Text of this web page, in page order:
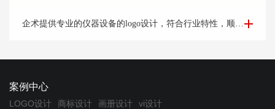
仪器logo设计-设备logo设计凯*科奇案例欣赏 企术提供专业的仪器设备的logo设计，符合行业特性，顺应时代发展，专业定制设计logo满意为止。
案例中心
LOGO设计 商标设计 画册设计 vi设计